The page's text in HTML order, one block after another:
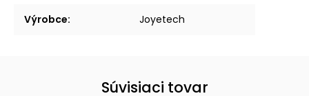
Výrobce: Joyetech
Súvisiaci tovar